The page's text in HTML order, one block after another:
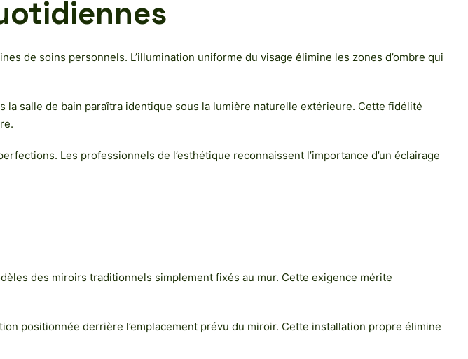
de soins personnels. L’illumination uniforme du visage élimine les zones d’ombre qui
salle de bain paraîtra identique sous la lumière naturelle extérieure. Cette fidélité
Les professionnels de l’esthétique reconnaissent l’importance d’un éclairage
des miroirs traditionnels simplement fixés au mur. Cette exigence mérite
positionnée derrière l’emplacement prévu du miroir. Cette installation propre élimine